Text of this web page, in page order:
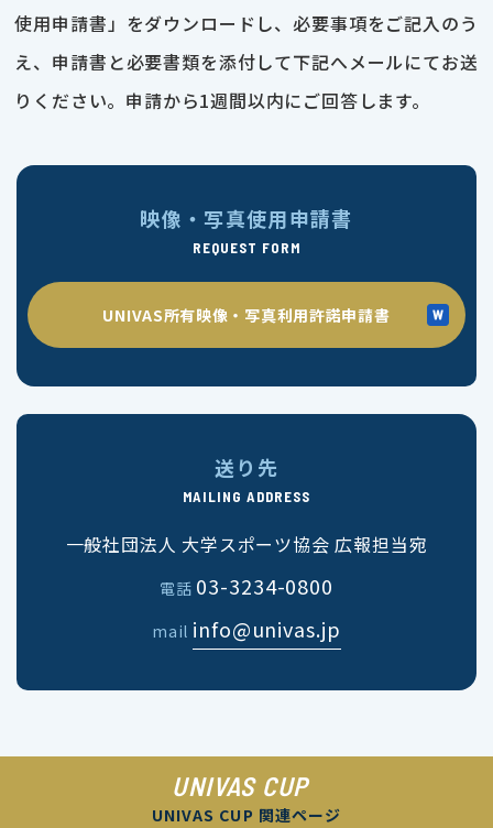
使用申請書」をダウンロードし、必要事項をご記入のう
え、申請書と必要書類を添付して下記へメールにてお送
りください。申請から1週間以内にご回答します。
映像・写真使用申請書
REQUEST FORM
UNIVAS所有映像・写真利用許諾申請書
送り先
MAILING ADDRESS
一般社団法人 大学スポーツ協会 広報担当宛
電話 03-3234-0800
mail info@univas.jp
UNIVAS CUP
UNIVAS CUP 関連ページ